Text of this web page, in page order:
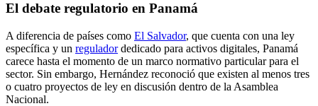
El debate regulatorio en Panamá
A diferencia de países como El Salvador, que cuenta con una ley
específica y un reguladordedicado para activos digitales, Panamá
carece hasta el momento de un marco normativo particular para el
sector. Sin embargo, Hernández reconoció que existen al menos tres
o cuatro proyectos de ley en discusión dentro de la Asamblea
Nacional.